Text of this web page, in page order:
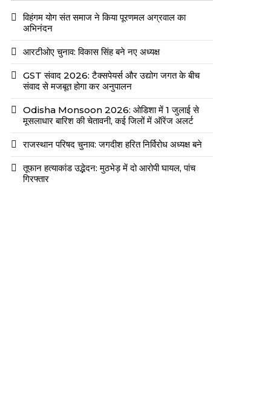
विहंगम योग संत समाज ने किया पूरणमल अग्रवाल का
अभिनंदन
आरटीओए चुनाव: विकास सिंह बने नए अध्यक्ष
GST संवाद 2026: टैक्सपेयर्स और उद्योग जगत के बीच
संवाद से मजबूत होगा कर अनुपालन
Odisha Monsoon 2026: ओडिशा में 1 जुलाई से
मूसलाधार बारिश की चेतावनी, कई जिलों में ऑरेंज अलर्ट
राजस्थान परिषद चुनाव: जगदीश हरित निर्विरोध अध्यक्ष बने
तूफान हत्याकांड उद्भेदन: मुठभेड़ में दो आरोपी घायल, पांच
गिरफ्तार